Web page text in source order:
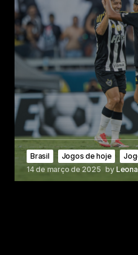
Brasil Jogos de hoje
14 de março de 2025 by